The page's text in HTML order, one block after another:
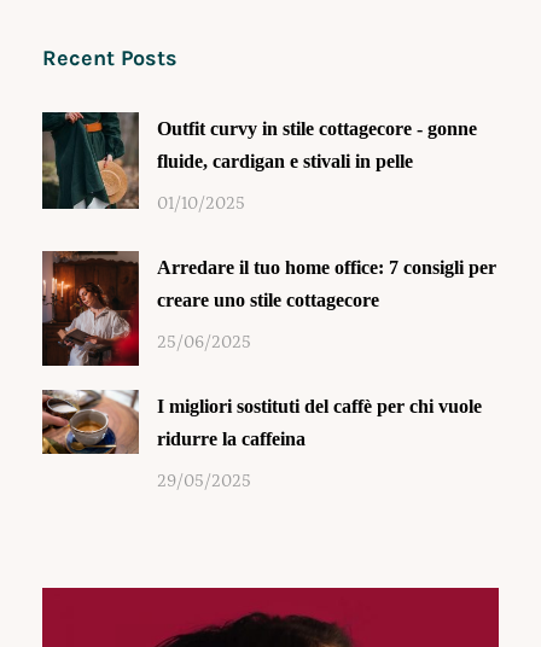
Recent Posts
Outfit curvy in stile cottagecore - gonne
fluide, cardigan e stivali in pelle
01/10/2025
Arredare il tuo home office: 7 consigli per
creare uno stile cottagecore
25/06/2025
I migliori sostituti del caffè per chi vuole
ridurre la caffeina
29/05/2025